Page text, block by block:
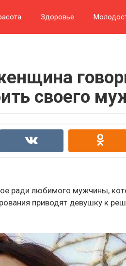
Здоровье
своего
ради любимого мужчины,
приводят девушку к